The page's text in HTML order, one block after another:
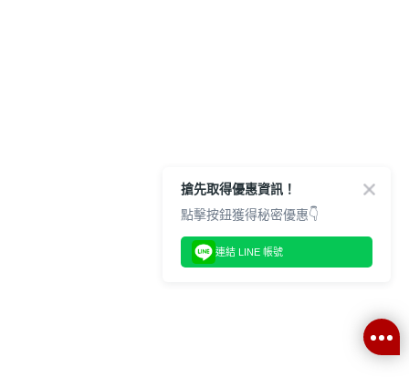
搶先取得優惠資訊！
點擊按鈕獲得秘密優惠👇
連結 LINE 帳號